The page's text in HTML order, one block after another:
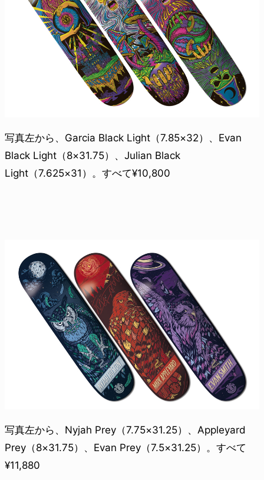
写真左から、Garcia Black Light（7.85×32）、Evan
Black Light（8×31.75）、Julian Black
Light（7.625×31）。すべて¥10,800
写真左から、Nyjah Prey（7.75×31.25）、Appleyard
Prey（8×31.75）、Evan Prey（7.5×31.25）。すべて
¥11,880